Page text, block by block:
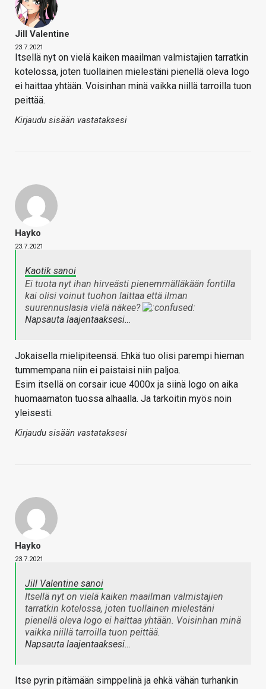
Jill Valentine
23.7.2021
Itsellä nyt on vielä kaiken maailman valmistajien tarratkin
kotelossa, joten tuollainen mielestäni pienellä oleva logo
ei haittaa yhtään. Voisinhan minä vaikka niillä tarroilla tuon
peittää.
Kirjaudu sisään vastataksesi
Hayko
23.7.2021
Kaotik sanoi
Ei tuota nyt ihan hirveästi pienemmälläkään fontilla
kai olisi voinut tuohon laittaa että ilman
suurennuslasia vielä näkee?
Napsauta laajentaaksesi…
Jokaisella mielipiteensä. Ehkä tuo olisi parempi hieman
tummempana niin ei paistaisi niin paljoa.
Esim itsellä on corsair icue 4000x ja siinä logo on aika
huomaamaton tuossa alhaalla. Ja tarkoitin myös noin
yleisesti.
Kirjaudu sisään vastataksesi
Hayko
23.7.2021
Jill Valentine sanoi
Itsellä nyt on vielä kaiken maailman valmistajien
tarratkin kotelossa, joten tuollainen mielestäni
pienellä oleva logo ei haittaa yhtään. Voisinhan minä
vaikka niillä tarroilla tuon peittää.
Napsauta laajentaaksesi…
Itse pyrin pitämään simppelinä ja ehkä vähän turhankin